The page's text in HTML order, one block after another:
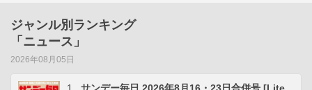
ジャンル別ランキング
「ニュース」
2026年08月05日